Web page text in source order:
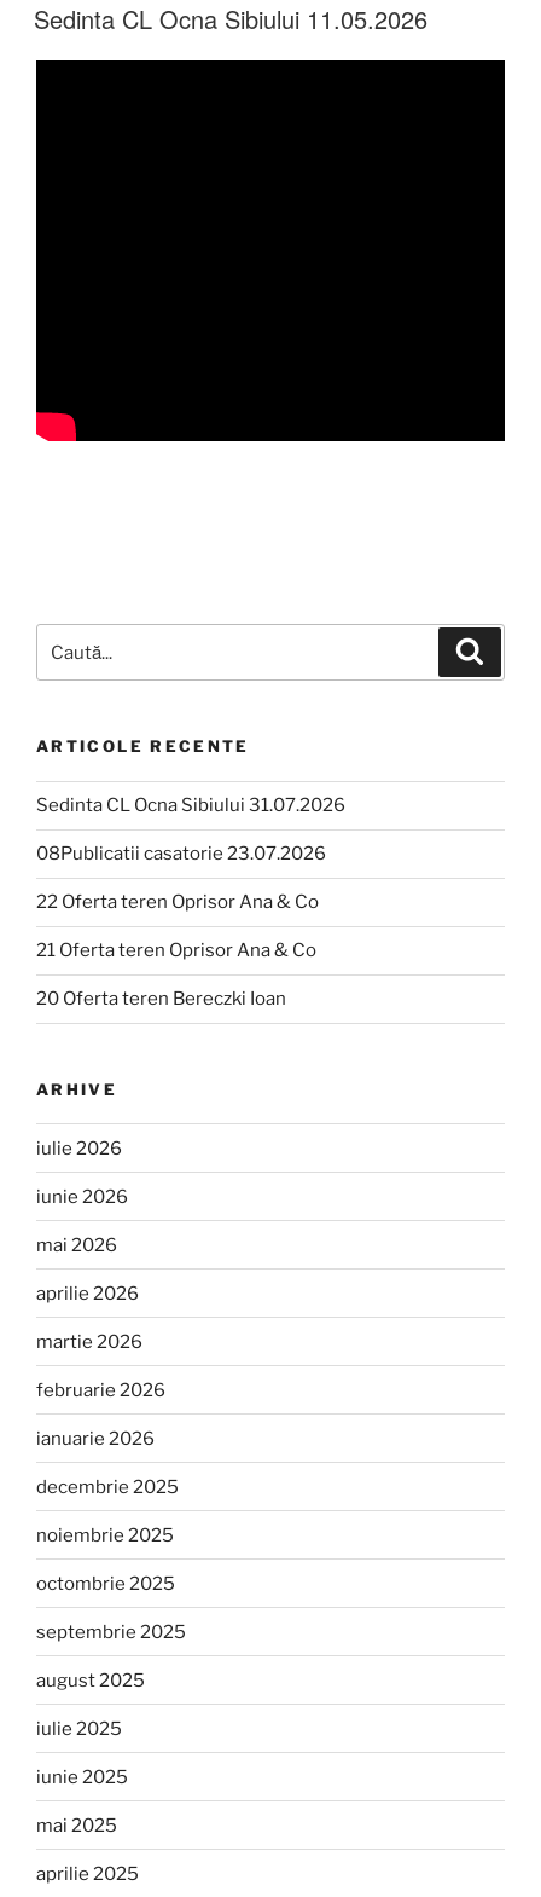
Sedinta CL Ocna Sibiului 11.05.2026
ARTICOLE RECENTE
Sedinta CL Ocna Sibiului 31.07.2026
08Publicatii casatorie 23.07.2026
22 Oferta teren Oprisor Ana & Co
21 Oferta teren Oprisor Ana & Co
20 Oferta teren Bereczki Ioan
ARHIVE
iulie 2026
iunie 2026
mai 2026
aprilie 2026
martie 2026
februarie 2026
ianuarie 2026
decembrie 2025
noiembrie 2025
octombrie 2025
septembrie 2025
august 2025
iulie 2025
iunie 2025
mai 2025
aprilie 2025